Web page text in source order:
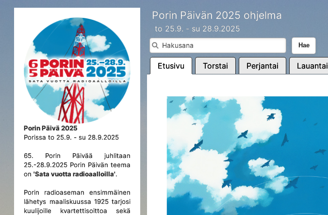
Porin Päivä 2025
Porissa to 25.9. - su 28.9.2025
65. Porin Päivää juhlitaan
25.-28.9.2025 Porin Päivän teema
on'Sata vuotta radioaalloilla'.
Porin radioaseman ensimmäinen
lähetys maaliskuussa 1925 tarjosi
kuulijoille kvartettisoittoa sekä
Porin Päivän 2025 ohjelma
to 25.9. - su 28.9.2025
Hae
Etusivu Torstai Perjantai Lauantai